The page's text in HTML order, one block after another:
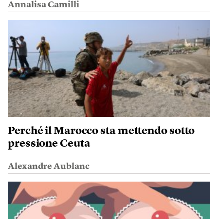
Annalisa Camilli
Perché il Marocco sta mettendo sotto
pressione Ceuta
Alexandre Aublanc